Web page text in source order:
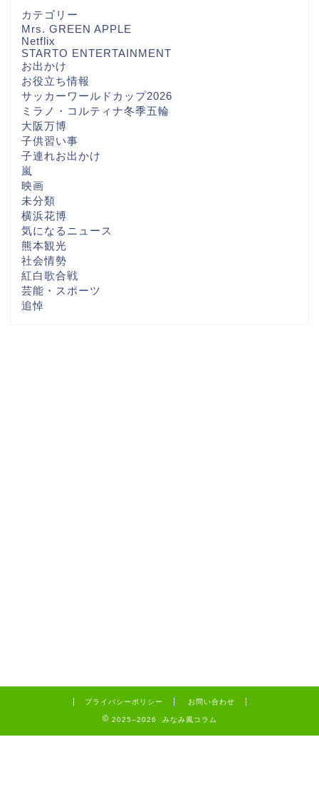
カテゴリー
Mrs. GREEN APPLE
Netflix
STARTO ENTERTAINMENT
お出かけ
お役立ち情報
サッカーワールドカップ2026
ミラノ・コルティナ冬季五輪
大阪万博
子供習い事
子連れお出かけ
嵐
映画
未分類
横浜花博
気になるニュース
熊本観光
社会情勢
紅白歌合戦
芸能・スポーツ
追悼
プライバシーポリシー お問い合わせ
2025–2026 みなみ風コラム